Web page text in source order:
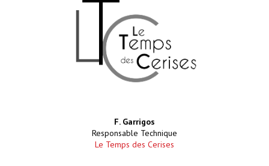
F. Garrigos
Responsable Technique
Le Temps des Cerises